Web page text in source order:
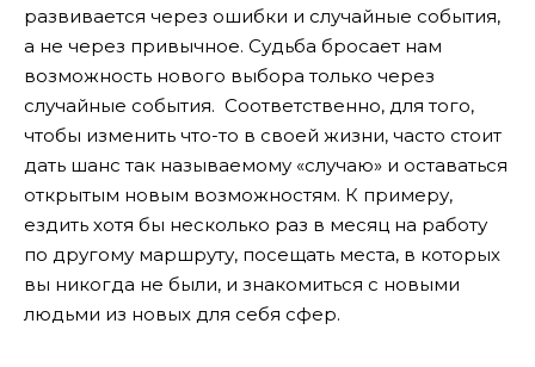
развивается через ошибки и случайные события,
а не через привычное. Судьба бросает нам
возможность нового выбора только через
случайные события. Соответственно, для того,
чтобы изменить что-то в своей жизни, часто стоит
дать шанс так называемому «случаю» и оставаться
открытым новым возможностям. К примеру,
ездить хотя бы несколько раз в месяц на работу
по другому маршруту, посещать места, в которых
вы никогда не были, и знакомиться с новыми
людьми из новых для себя сфер.